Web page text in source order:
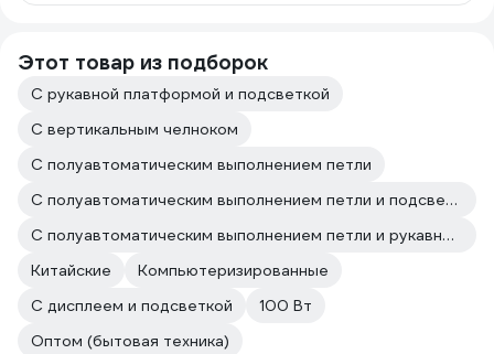
Этот товар из подборок
С рукавной платформой и подсветкой
С вертикальным челноком
С полуавтоматическим выполнением петли
С полуавтоматическим выполнением петли и подсветкой
С полуавтоматическим выполнением петли и рукавной платформой
Китайские
Компьютеризированные
С дисплеем и подсветкой
100 Вт
Оптом (бытовая техника)